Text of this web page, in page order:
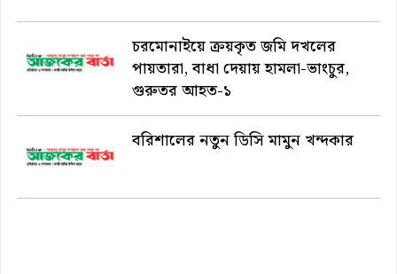
চরমোনাইয়ে ক্রয়কৃত জমি দখলের
পায়তারা, বাধা দেয়ায় হামলা-ভাংচুর,
গুরুতর আহত-১
বরিশালের নতুন ডিসি মামুন খন্দকার